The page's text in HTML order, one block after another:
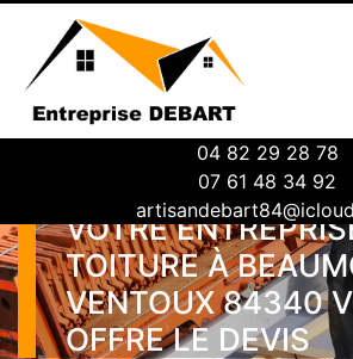
04 82 29 28 78
07 61 48 34 92
VOTRE
TOITURE À
VENTOUX 84340
OFFRE LE DEVIS